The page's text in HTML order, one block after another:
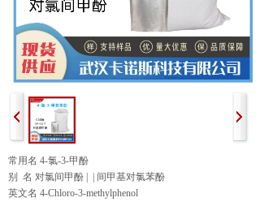
常用名 4-氯-3-甲酚
别 名 对氯间甲酚 | | 间甲基对氯苯酚
英文名 4-Chloro-3-methylphenol